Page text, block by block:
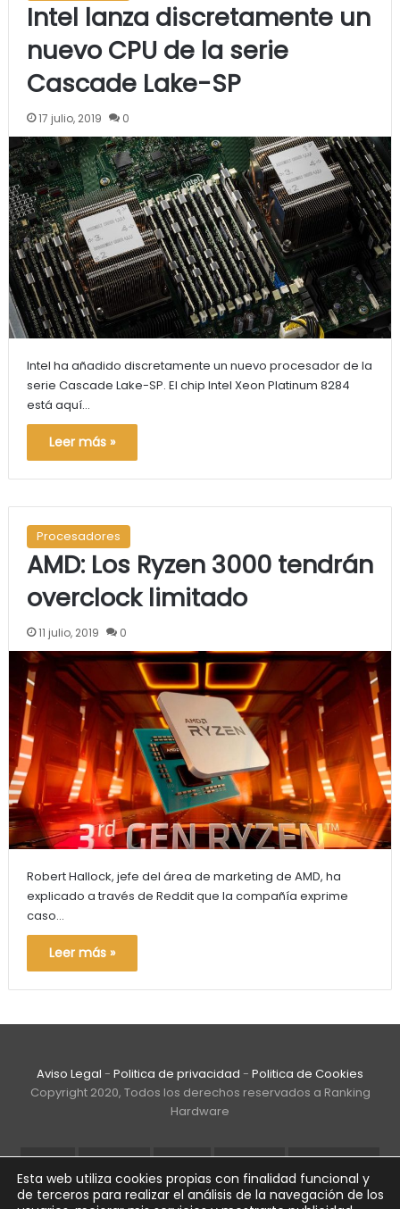
Intel lanza discretamente un
nuevo CPU de la serie
Cascade Lake-SP
17 julio, 2019 0
Intel ha añadido discretamente un nuevo procesador de la
serie Cascade Lake-SP. El chip Intel Xeon Platinum 8284
está aquí…
Leer más »
Procesadores
AMD: Los Ryzen 3000 tendrán
overclock limitado
11 julio, 2019 0
Robert Hallock, jefe del área de marketing de AMD, ha
explicado a través de Reddit que la compañía exprime
caso…
Leer más »
Aviso Legal - Politica de privacidad - Politica de Cookies
Copyright 2020, Todos los derechos reservados a Ranking
Hardware
AMD ASRock ASUS Corsair
Cuál Elegir
DDR4
Gigabyte Guía Intel Intel Core
Esta web utiliza cookies propias con finalidad funcional y
de terceros para realizar el análisis de la navegación de los